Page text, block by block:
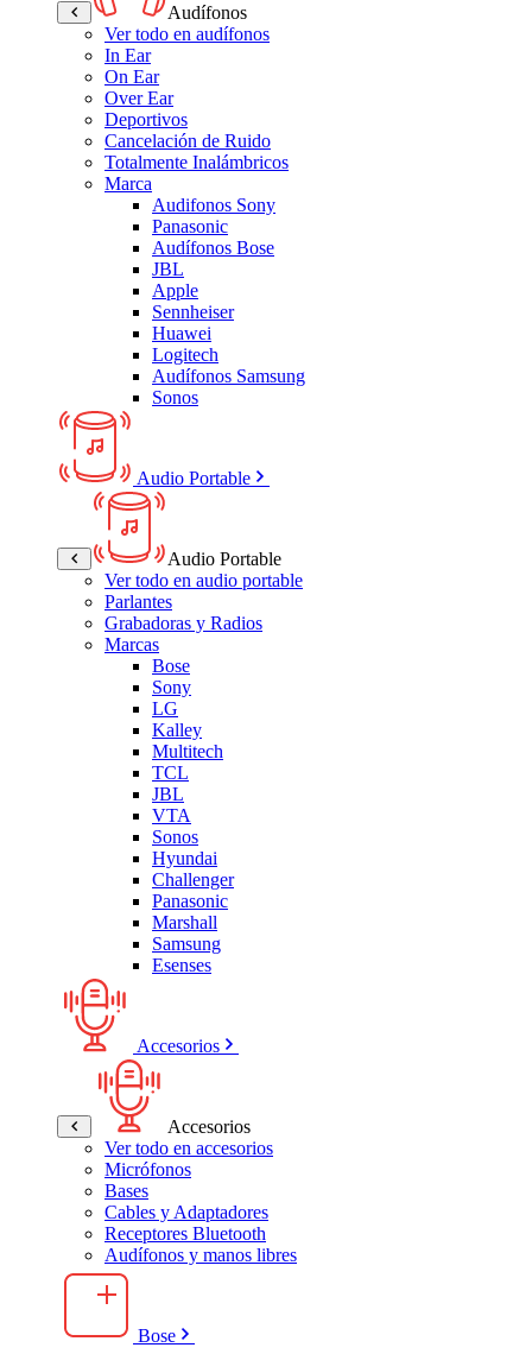
Audífonos
Ver todo en audífonos
In Ear
On Ear
Over Ear
Deportivos
Cancelación de Ruido
Totalmente Inalámbricos
Marca
Audifonos Sony
Panasonic
Audífonos Bose
JBL
Apple
Sennheiser
Huawei
Logitech
Audífonos Samsung
Sonos
Audio Portable
Audio Portable
Ver todo en audio portable
Parlantes
Grabadoras y Radios
Marcas
Bose
Sony
LG
Kalley
Multitech
TCL
JBL
VTA
Sonos
Hyundai
Challenger
Panasonic
Marshall
Samsung
Esenses
Accesorios
Accesorios
Ver todo en accesorios
Micrófonos
Bases
Cables y Adaptadores
Receptores Bluetooth
Audífonos y manos libres
Bose